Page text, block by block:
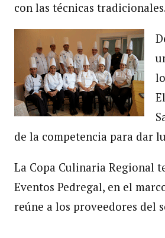
con las técnicas
de la competencia para dar
La Copa Culinaria Regional
Eventos Pedregal, en el
reúne a los proveedores del